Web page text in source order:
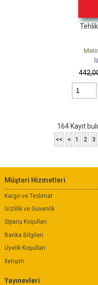
442
164 Kayıt
<< < 1 2 3
Müşteri Hizmetleri
Kargo ve Teslimat
Gizlilik ve Güvenlik
Sipariş Koşulları
Banka Bilgileri
Üyelik Koşulları
İletişim
Yayınevleri